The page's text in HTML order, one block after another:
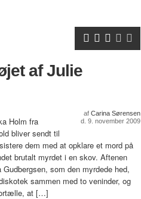
af Julie
af Carina Sørensen
d. 9. november 2009
Holm fra
bliver sendt til
dem med at opklare et mord på
brutalt myrdet i en skov. Aftenen
som den myrdede hed,
sammen med to veninder, og
at […]